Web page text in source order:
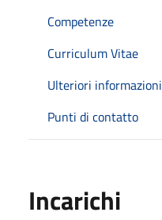
Competenze
Curriculum Vitae
Ulteriori informazioni
Punti di contatto
Incarichi